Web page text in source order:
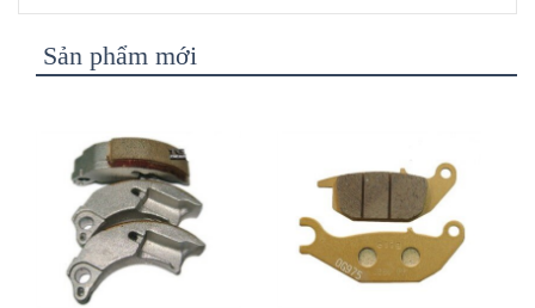
Sản phẩm mới